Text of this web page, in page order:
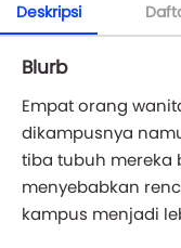
Deskripsi
Blurb
Empat orang
dikampusnya
tiba tubuh mereka
menyebabkan
kampus menjadi